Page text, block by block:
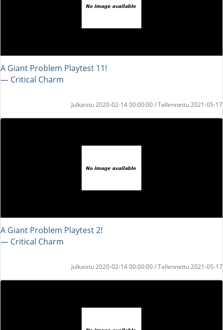
A Giant Problem Playtest 11!
― Critical Charm
Julkaistu 2020-02-14 00:00:00 / Tallennettu 2021-05-17
A Giant Problem Playtest 2!
― Critical Charm
Julkaistu 2020-02-14 00:00:00 / Tallennettu 2021-05-17